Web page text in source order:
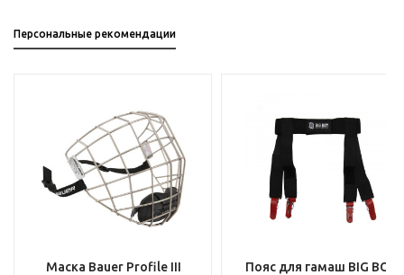
Персональные рекомендации
Маска Bauer Profile III
Пояс для гамаш BIG BOY